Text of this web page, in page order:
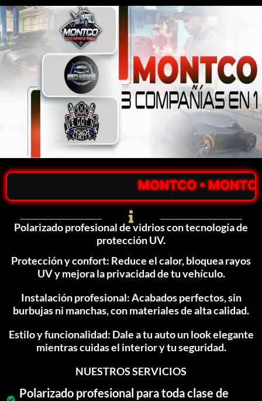
MONTCO • MONTCO •
Polarizado profesional de vidrios con tecnología de
protección UV.
Protección y confort: Reduce el calor, bloquea rayos
UV y mejora la privacidad de tu vehículo.
Instalación profesional: Acabados perfectos, sin
burbujas ni manchas, con materiales de alta calidad.
Estilo y funcionalidad: Dale a tu auto un look elegante
mientras cuidas el interior y tu seguridad.
NUESTROS SERVICIOS
Polarizado profesional para toda clase de